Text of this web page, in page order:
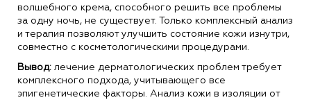
волшебного крема, способного решить все проблемы
за одну ночь, не существует. Только комплексный анализ
и терапия позволяют улучшить состояние кожи изнутри,
совместно с косметологическими процедурами.
Вывод: лечение дерматологических проблем требует
комплексного подхода, учитывающего все
эпигенетические факторы. Анализ кожи в изоляции от